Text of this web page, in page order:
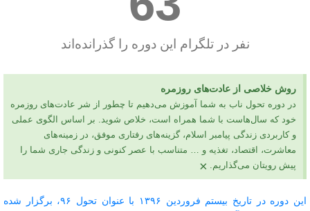
نفر در تلگرام این دوره را گذرانده‌اند
روش خلاصی از عادت‌های روزمره
در دوره تحول ناب به شما آموزش می‌دهیم تا چطور از شر عادت‌های روزمره
خود که سال‌هاست با شما همراه است، خلاص شوید. بر اساس الگوی عملی
و کاربردی زندگی پیامبر اسلام، گزینه‌های رفتاری موفق، در زمینه‌های
معاشرت، اقتصاد، تغذیه و … متناسب با عصر کنونی و زندگی جاری شما را
پیش رویتان می‌گذاریم. ×
این دوره در تاریخ بیستم فروردین ۱۳۹۶ با عنوان تحول ۹۶، برگزار شده